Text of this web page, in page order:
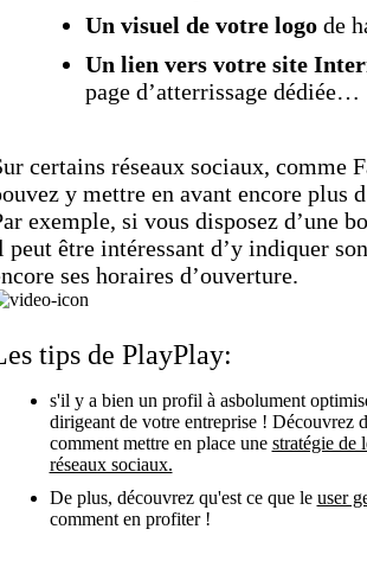
Un visuel de votre logode
Un lien vers votre site
page d’atterrissage dédiée…
certains réseaux sociaux, comme
y mettre en avant encore plus
exemple, si vous disposez d’une
peut être intéressant d’y indiquer
ses horaires d’ouverture.
tips de PlayPlay:
s'il y a bien un profil à asbolument
dirigeant de votre entreprise ! Découvrez
comment mettre en place une stratégie de
réseaux sociaux.
De plus, découvrez qu'est ce que le user
comment en profiter !